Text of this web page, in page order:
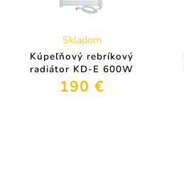
Kúpeľňový rebríkový
radiátor KD-E 600W
Skladom
190 €